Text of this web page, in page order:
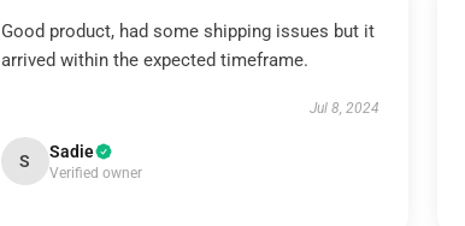
Good product, had some shipping issues but it
arrived within the expected timeframe.
Jul 8, 2024
S Sadie
Verified owner